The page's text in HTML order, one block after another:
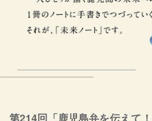
第214回「鹿児島弁を伝えて